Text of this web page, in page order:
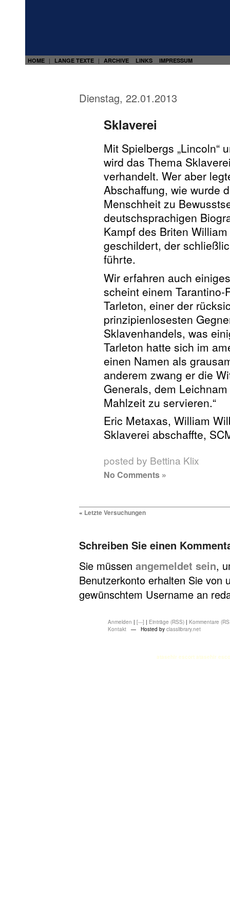
HOME | LANGE TEXTE | ARCHIVE LINKS IMPRESSUM
Dienstag, 22.01.2013
Sklaverei
Mit Spielbergs „Lincoln“
wird das Thema
verhandelt. Wer aber
Abschaffung, wie wurde
Menschheit zu
deutschsprachigen
Kampf des Briten
geschildert, der
führte.
Wir erfahren auch
scheint einem
Tarleton, einer der
prinzipienlosesten
Sklavenhandels, was
Tarleton hatte sich im
einen Namen als
anderem zwang er die
Generals, dem
Mahlzeit zu servieren.“
Eric Metaxas, William
Sklaverei abschaffte,
posted by Bettina Klix
No Comments »
« Letzte Versuchungen
Schreiben Sie einen
Sie müssen angemeldet sein,
Benutzerkonto erhalten Sie von
gewünschtem Username an
Anmelden | [---] | Einträge (RSS) | Kommentare
Kontakt — Hosted by classlibrary.net
atasehir escort atasehir